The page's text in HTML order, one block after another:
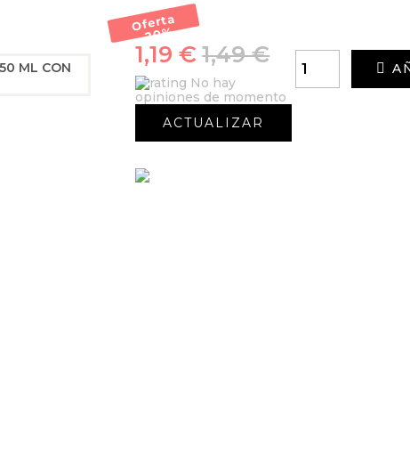
Oferta
-20
%
1,49 €
1,19 €
No hay
opiniones de momento